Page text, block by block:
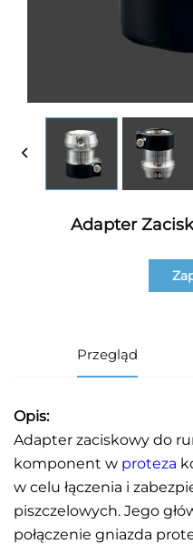
Adapter
Przegląd
Opis:
Adapter zaciskowy do
komponent w proteza
w celu łączenia i
piszczelowych. Jego
połączenie gniazda